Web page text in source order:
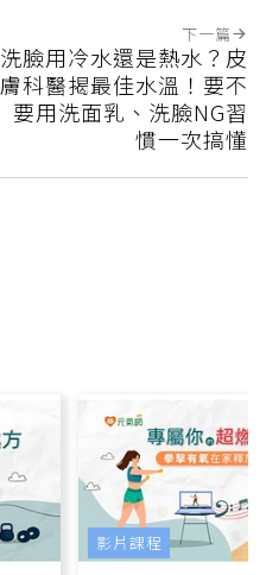
下一篇
洗臉用冷水還是熱水？皮
膚科醫揭最佳水溫！要不
要用洗面乳、洗臉NG習
慣一次搞懂
影片課程